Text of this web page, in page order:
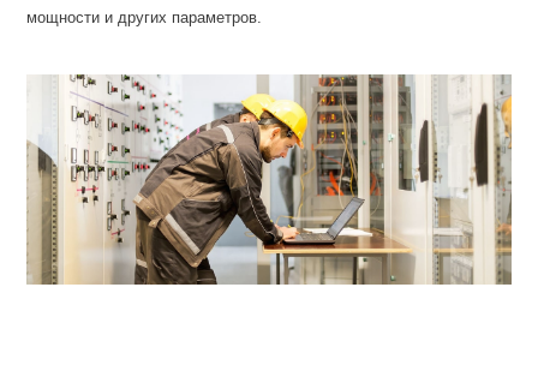
мощности и других параметров.